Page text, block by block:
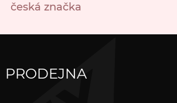
česká značka
PRODEJNA